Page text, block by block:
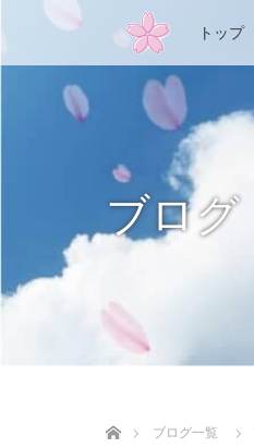
トップ
ブログ
ブログ一覧